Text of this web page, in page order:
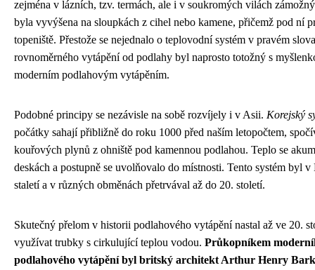
zejména v lázních, tzv. termách, ale i v soukromých vilách
byla vyvýšena na sloupkách z cihel nebo kamene, přičemž pod ní
topeniště. Přestože se nejednalo o teplovodní systém v pravém
rovnoměrného vytápění od podlahy byl naprosto totožný s
moderním podlahovým vytápěním.
Podobné principy se nezávisle na sobě rozvíjely i v Asii. Korejský
počátky sahají přibližně do roku 1000 před naším letopočtem,
kouřových plynů z ohniště pod kamennou podlahou. Teplo se
deskách a postupně se uvolňovalo do místnosti. Tento systém byl
staletí a v různých obměnách přetrvával až do 20. století.
Skutečný přelom v historii podlahového vytápění nastal až ve 20.
využívat trubky s cirkulující teplou vodou. Průkopníkem
podlahového vytápění byl britský architekt Arthur Henry